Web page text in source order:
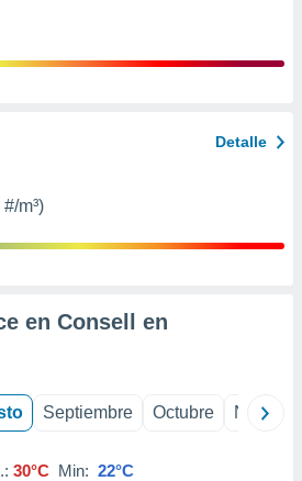
Detalle
m³)
en Consell en
Septiembre Octubre
30°C Min: 22°C